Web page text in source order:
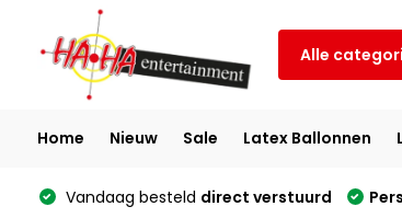
Alle
Home Nieuw Sale Latex Ballonnen
Vandaag besteld direct verstuurd